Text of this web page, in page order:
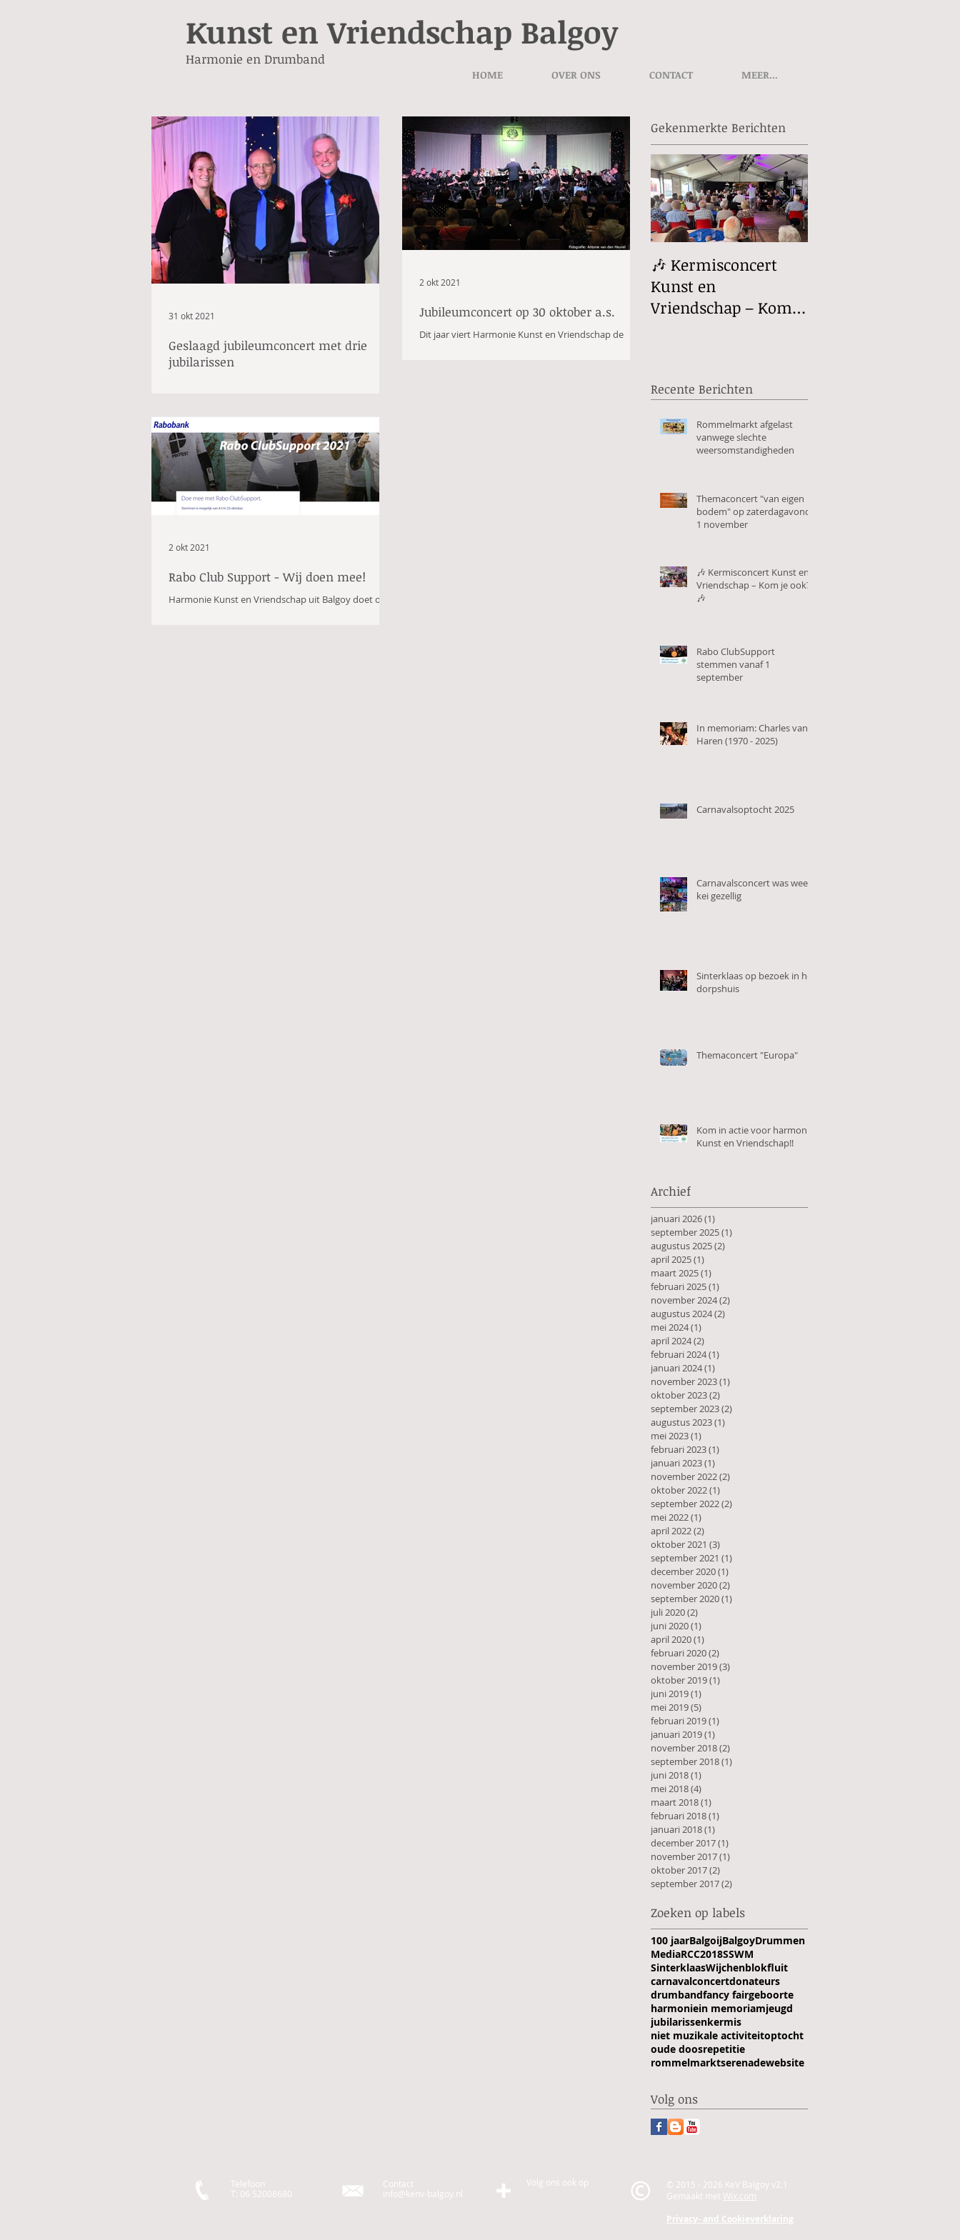
Kunst en Vriendschap Balgoy
Harmonie en Drumband
HOME OVER ONS CONTACT MEER...
Geslaagd jubileumconcert met drie
jubilarissen
31 okt 2021 Jubileumconcert op 30 oktober a.s.
Dit jaar viert Harmonie Kunst en Vriendschap de
2 okt 2021
Rabo Club Support - Wij doen mee!
Harmonie Kunst en Vriendschap uit Balgoy doet ook
2 okt 2021
Gekenmerkte Berichten
🎶 Kermisconcert
Kunst en
Vriendschap – Kom
Recente Berichten
Rommelmarkt afgelast
vanwege slechte
weersomstandigheden
Themaconcert "van eigen
bodem" op zaterdagavond
1 november
🎶 Kermisconcert Kunst en
Vriendschap – Kom je ook?
🎶
Rabo ClubSupport
stemmen vanaf 1
september
In memoriam: Charles van
Haren (1970 - 2025)
Carnavalsoptocht 2025
Carnavalsconcert was weer
kei gezellig
Sinterklaas op bezoek in het
dorpshuis
Themaconcert "Europa"
Kom in actie voor harmonie
Kunst en Vriendschap!!
Archief
januari 2026(1)
september 2025(1)
augustus 2025(2)
april 2025(1)
maart 2025(1)
februari 2025(1)
november 2024(2)
augustus 2024(2)
mei 2024(1)
april 2024(2)
februari 2024(1)
januari 2024(1)
november 2023(1)
oktober 2023(2)
september 2023(2)
augustus 2023(1)
mei 2023(1)
februari 2023(1)
januari 2023(1)
november 2022(2)
oktober 2022(1)
september 2022(2)
mei 2022(1)
april 2022(2)
oktober 2021 (3)
september 2021 (1)
december 2020(1)
november 2020(2)
september 2020(1)
juli 2020(2)
juni 2020(1)
april 2020(1)
februari 2020(2)
november 2019(3)
oktober 2019(1)
juni 2019(1)
mei 2019(5)
februari 2019(1)
januari 2019(1)
november 2018(2)
september 2018(1)
juni 2018(1)
mei 2018(4)
maart 2018(1)
februari 2018(1)
januari 2018(1)
december 2017(1)
november 2017(1)
oktober 2017(2)
september 2017(2)
Zoeken op labels
100 jaarBalgoijBalgoyDrummen
MediaRCC2018SSWM
SinterklaasWijchenblokfluit
carnavalconcertdonateurs
drumbandfancy fairgeboorte
harmoniein memoriamjeugd
jubilarissenkermis
niet muzikale activiteitoptocht
oude doosrepetitie
rommelmarktserenadewebsite
Volg ons
Telefoon
T: 06 52008680
Contact
info@kenv-balgoy.nl
Volg ons ook op
© 2015 - 2026 KeV Balgoy v2.1
Gemaakt met Wix.com
Privacy- and Cookieverklaring